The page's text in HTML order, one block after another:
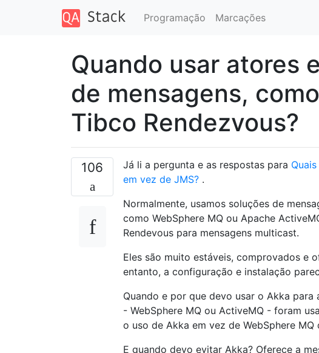
Programação Marcações
Quando usar atores
de mensagens,
Tibco Rendezvous?
106 Já li a pergunta e as respostas para
em vez de JMS? .
Normalmente, usamos soluções de
como WebSphere MQ ou Apache
Rendevous para mensagens multicast.
Eles são muito estáveis, comprovados e
entanto, a configuração e instalação
Quando e por que devo usar o Akka
- WebSphere MQ ou ActiveMQ - foram
o uso de Akka em vez de WebSphere
E quando devo evitar Akka? Oferece a